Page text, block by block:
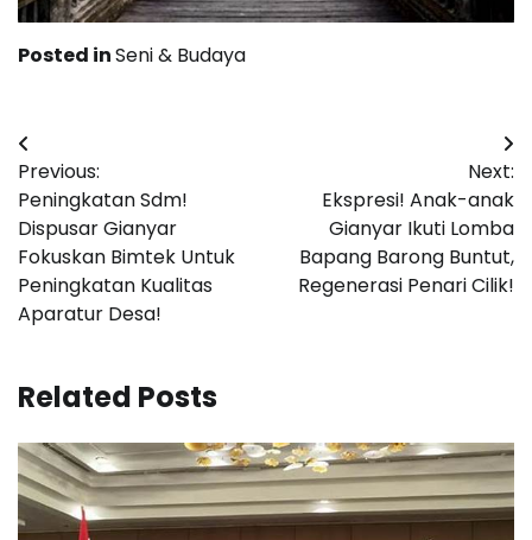
Posted inSeni & Budaya
Post
navigation
Previous:
Peningkatan Sdm!
Dispusar Gianyar
Fokuskan Bimtek Untuk
Peningkatan Kualitas
Aparatur Desa!
Next:
Ekspresi! Anak-anak
Gianyar Ikuti Lomba
Bapang Barong Buntut,
Regenerasi Penari Cilik!
Related Posts